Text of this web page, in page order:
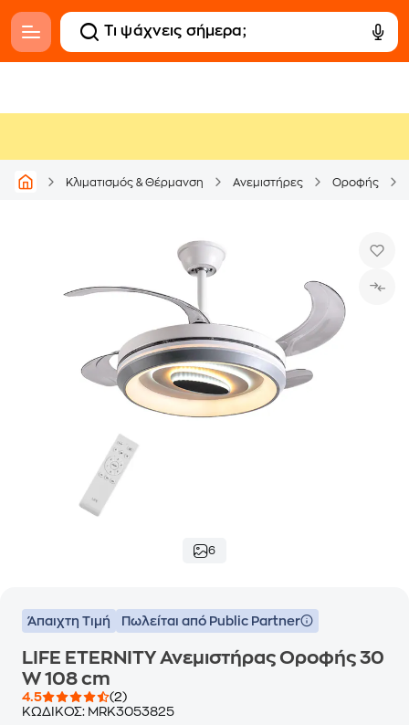
Κλιματισμός & Θέρμανση Ανεμιστήρες Οροφής
6
Άπαιχτη Τιμή Πωλείται από Public Partner
LIFE ETERNITY Ανεμιστήρας Οροφής 30
W 108 cm
4.5
(2)
ΚΩΔΙΚΟΣ: MRK3053825